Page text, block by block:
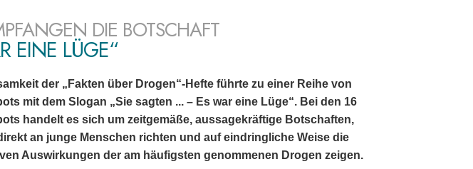
DIE BOTSCHAFT
EINE LÜGE“
der „Fakten über Drogen“-Hefte führte zu einer Reihe von
mit dem Slogan „Sie sagten ... – Es war eine Lüge“. Bei den 16
handelt es sich um zeitgemäße, aussagekräftige Botschaften,
an junge Menschen richten und auf eindringliche Weise die
Auswirkungen der am häufigsten genommenen Drogen zeigen.